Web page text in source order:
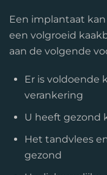
Een implantaat
een volgroeid
aan de volgende
Er is voldoende
verankering
U heeft gezond
Het tandvlees
gezond